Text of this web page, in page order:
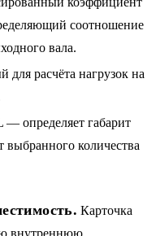
соотношение
вала.
расчёта нагрузок на
определяет габарит
количества
Карточка
внутреннюю